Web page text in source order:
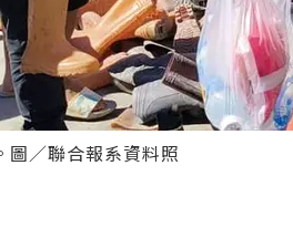
圖／聯合報系資料照